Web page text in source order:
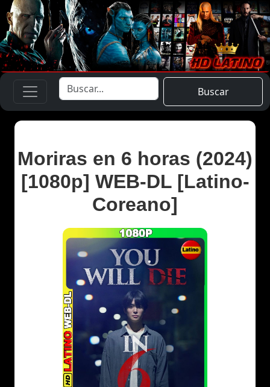
Buscar
Moriras en 6 horas (2024)
[1080p] WEB-DL [Latino-
Coreano]